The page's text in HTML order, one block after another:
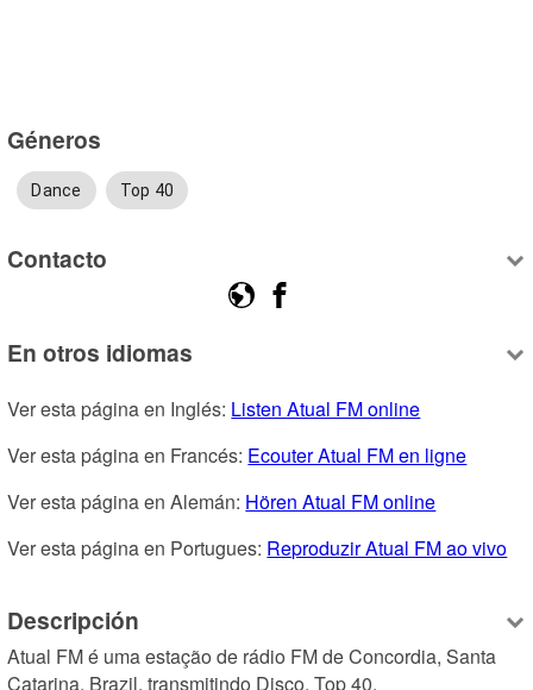
Géneros
Dance Top 40
Contacto
En otros idiomas
Ver esta página en Inglés: Listen Atual FM online
Ver esta página en Francés: Ecouter Atual FM en ligne
Ver esta página en Alemán: Hören Atual FM online
Ver esta página en Portugues: Reproduzir Atual FM ao vivo
Descripción
Atual FM é uma estação de rádio FM de Concordia, Santa
Catarina, Brazil, transmitindo Disco, Top 40.